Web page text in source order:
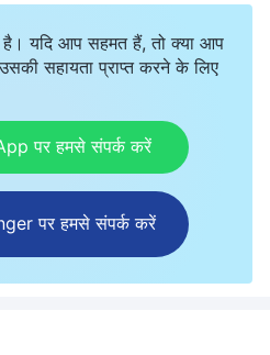
है। यदि आप सहमत हैं, तो क्या आप
सहायता प्राप्त करने के लिए
पर हमसे संपर्क करें
पर हमसे संपर्क करें